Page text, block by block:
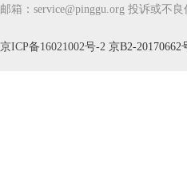
邮箱：service@pinggu.org 投诉或不良
京ICP备16021002号-2 京B2-20170662